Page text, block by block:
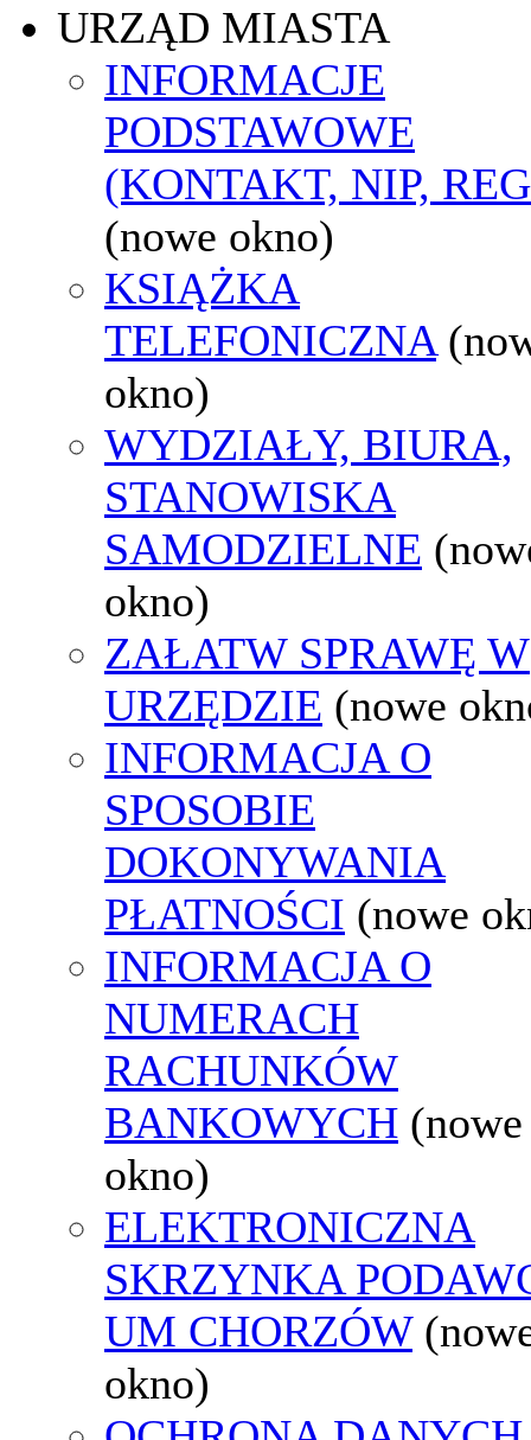
URZĄD MIASTA
INFORMACJE
PODSTAWOWE
(KONTAKT, NIP,
(nowe okno)
KSIĄŻKA
TELEFONICZNA
okno)
WYDZIAŁY, BIURA,
STANOWISKA
SAMODZIELNE
okno)
ZAŁATW SPRAWĘ W
URZĘDZIE (nowe
INFORMACJA O
SPOSOBIE
DOKONYWANIA
PŁATNOŚCI (nowe
INFORMACJA O
NUMERACH
RACHUNKÓW
BANKOWYCH (nowe
okno)
ELEKTRONICZNA
SKRZYNKA
UM CHORZÓW
okno)